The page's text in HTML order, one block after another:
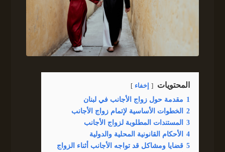
المحتويات إخفاء
1 مقدمة حول زواج الأجانب في لبنان
2 الخطوات الأساسية لإتمام زواج الأجانب
3 المستندات المطلوبة لزواج الأجانب
4 الأحكام القانونية المحلية والدولية
5 قضايا ومشاكل قد تواجه الأجانب أثناء الزواج